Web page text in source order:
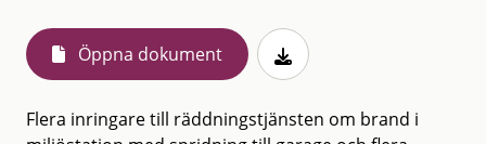
Öppna dokument
Flera inringare till räddningstjänsten om brand i